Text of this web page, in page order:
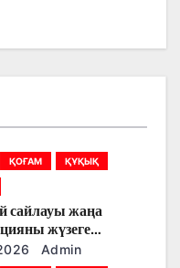
ҚОҒАМ ҚҰҚЫҚ
сайлауы жаңа
жүзеге
кезеңі
Admin